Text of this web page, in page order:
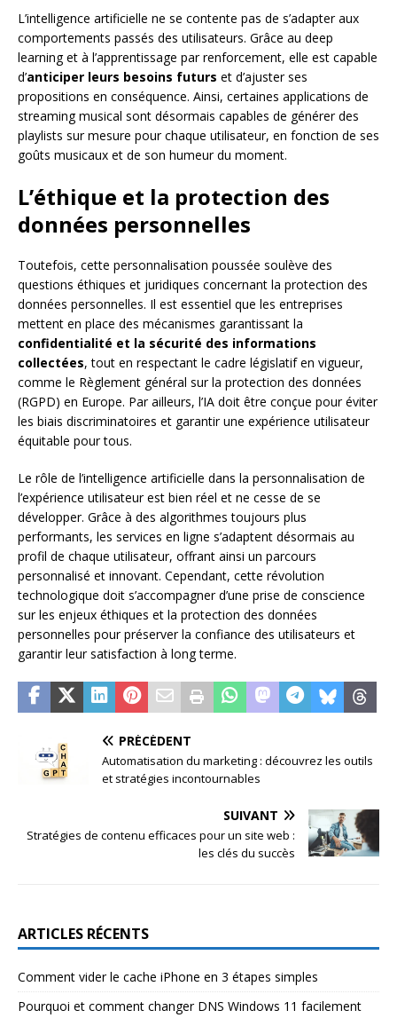
L’intelligence artificielle ne se contente pas de s’adapter aux
comportements passés des utilisateurs. Grâce au deep
learning et à l’apprentissage par renforcement, elle est capable
d’anticiper leurs besoins futurs et d’ajuster ses
propositions en conséquence. Ainsi, certaines applications de
streaming musical sont désormais capables de générer des
playlists sur mesure pour chaque utilisateur, en fonction de ses
goûts musicaux et de son humeur du moment.
L’éthique et la protection des
données personnelles
Toutefois, cette personnalisation poussée soulève des
questions éthiques et juridiques concernant la protection des
données personnelles. Il est essentiel que les entreprises
mettent en place des mécanismes garantissant la
confidentialité et la sécurité des informations
collectées, tout en respectant le cadre législatif en vigueur,
comme le Règlement général sur la protection des données
(RGPD) en Europe. Par ailleurs, l’IA doit être conçue pour éviter
les biais discriminatoires et garantir une expérience utilisateur
équitable pour tous.
Le rôle de l’intelligence artificielle dans la personnalisation de
l’expérience utilisateur est bien réel et ne cesse de se
développer. Grâce à des algorithmes toujours plus
performants, les services en ligne s’adaptent désormais au
profil de chaque utilisateur, offrant ainsi un parcours
personnalisé et innovant. Cependant, cette révolution
technologique doit s’accompagner d’une prise de conscience
sur les enjeux éthiques et la protection des données
personnelles pour préserver la confiance des utilisateurs et
garantir leur satisfaction à long terme.
PRÉCÉDENT
Automatisation du marketing : découvrez les outils
et stratégies incontournables
SUIVANT
Stratégies de contenu efficaces pour un site web :
les clés du succès
ARTICLES RÉCENTS
Comment vider le cache iPhone en 3 étapes simples
Pourquoi et comment changer DNS Windows 11 facilement